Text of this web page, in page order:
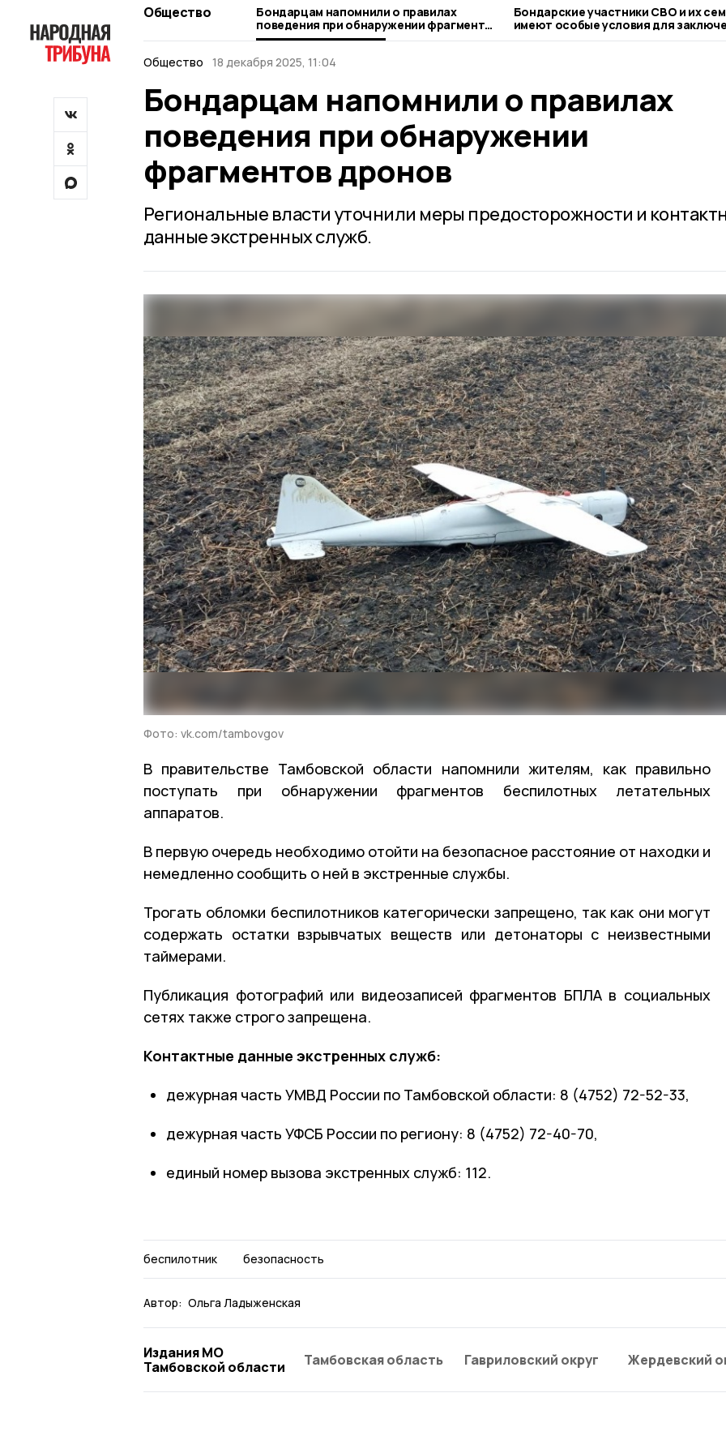
Общество
Бондарцам напомнили о правилах
поведения при обнаружении фрагментов
дронов
Бондарские участники СВО и их
имеют особые условия для
соцконтракта
Общество 18 декабря 2025, 11:04
Бондарцам напомнили о правилах
поведения при обнаружении
фрагментов дронов
Региональные власти уточнили меры предосторожности и
данные экстренных служб.
Фото: vk.com/tambovgov
В правительстве Тамбовской области напомнили жителям, как правильно
поступать при обнаружении фрагментов беспилотных летательных
аппаратов.
В первую очередь необходимо отойти на безопасное расстояние от находки и
немедленно сообщить о ней в экстренные службы.
Трогать обломки беспилотников категорически запрещено, так как они могут
содержать остатки взрывчатых веществ или детонаторы с неизвестными
таймерами.
Публикация фотографий или видеозаписей фрагментов БПЛА в социальных
сетях также строго запрещена.
Контактные данные экстренных служб:
дежурная часть УМВД России по Тамбовской области: 8 (4752) 72-52-33,
дежурная часть УФСБ России по региону: 8 (4752) 72-40-70,
единый номер вызова экстренных служб: 112.
беспилотник безопасность
Автор: Ольга Ладыженская
Издания МО
Тамбовской области
Тамбовская область Гавриловский округ Жердевский